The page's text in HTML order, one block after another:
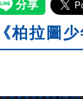
《柏拉圖